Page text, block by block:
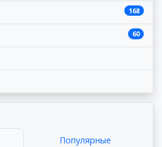
168
60
Популярные